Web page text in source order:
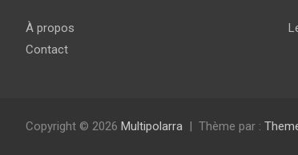
À propos
Contact
Copyright © 2026 Multipolarra Thème par :